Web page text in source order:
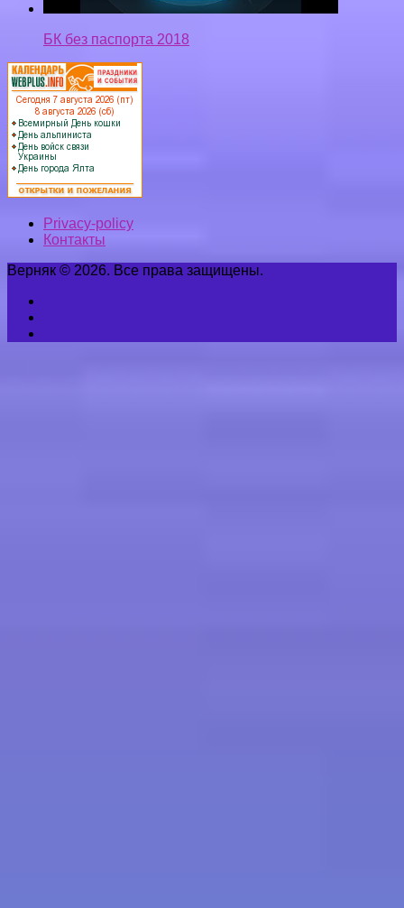
БК без паспорта 2018
Privacy-policy
Контакты
Верняк © 2026. Все права защищены.